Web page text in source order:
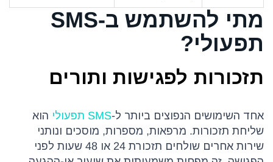
מתי להשתמש ב-SMS
תפעולי?
תזכורות לפגישות ותורים
אחד השימושים הנפוצים ביותר ל-SMS תפעולי
הוא
שליחת תזכורות. מרפאות, מספרות, מוסכים ונותני
שירות אחרים שולחים תזכורת 24 או 48 שעות לפני